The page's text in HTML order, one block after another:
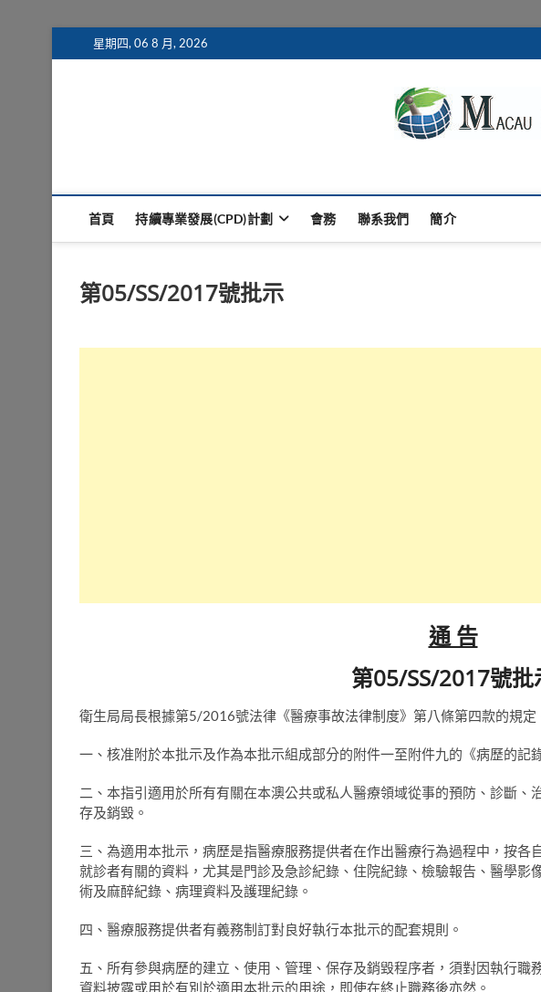
to
星期四, 06 8 月, 2026
首頁 持續專業發展(CPD)計劃 會務 聯系我們 簡介
第05/SS/2017號批示
通 告
第05/SS/2017號批
衛生局局長根據第5/2016號法律《醫療事故法律制度》第八條第四款的規定
一、核准附於本批示及作為本批示組成部分的附件一至附件九的《病歷的記
二、本指引適用於所有有關在本澳公共或私人醫療領域從事的預防、診斷
存及銷毀。
三、為適用本批示，病歷是指醫療服務提供者在作出醫療行為過程中，按各
就診者有關的資料，尤其是門診及急診紀錄、住院紀錄、檢驗報告、醫學影
術及麻醉紀錄、病理資料及護理紀錄。
四、醫療服務提供者有義務制訂對良好執行本批示的配套規則。
五、所有參與病歷的建立、使用、管理、保存及銷毀程序者，須對因執行職
資料披露或用於有別於適用本批示的用途，即使在終止職務後亦然。